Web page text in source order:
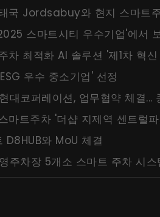
국 Jordsabuy와 현지 스마트
우수 중소기업' 선정
마트주차 '더샵 지제역 센트럴
D8HUB와 MoU 체결
주차장 5개소 스마트 주차 시